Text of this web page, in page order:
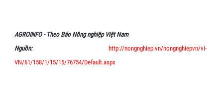
AGROINFO - Theo Báo Nông nghiệp Việt Nam
Nguồn:
http://nongnghiep.vn/nongnghiepvn/vi-
VN/61/158/1/15/15/76754/Default.aspx